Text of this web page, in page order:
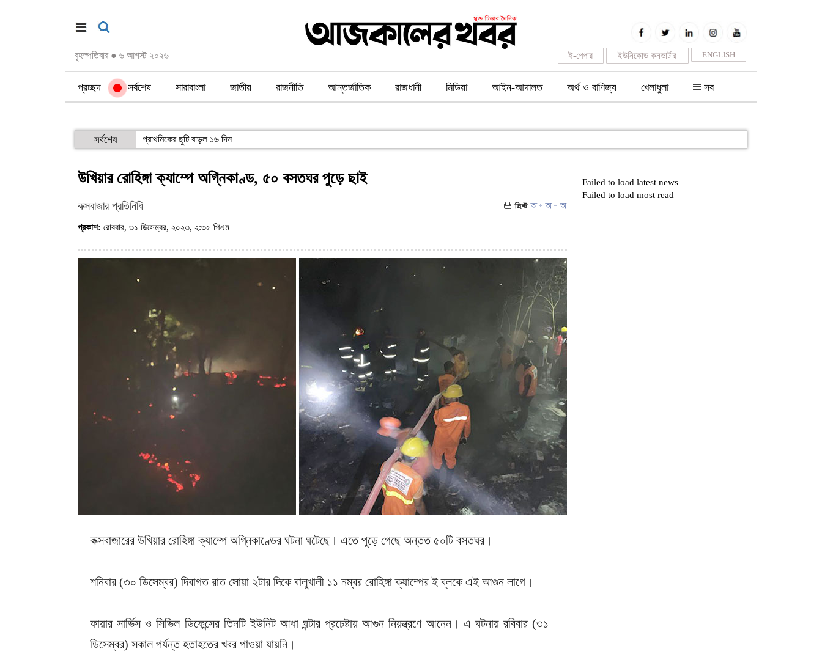
বৃহস্পতিবার ● ৬ আগস্ট ২০২৬ ENGLISH
ইউনিকোড কনভার্টার
ই-পেপার
প্রচ্ছদ সর্বশেষ সারাবাংলা জাতীয় রাজনীতি আন্তর্জাতিক রাজধানী মিডিয়া আইন-আদালত অর্থ ও বাণিজ্য খেলাধুলা সব
সর্বশেষ প্রাথমিকের ছুটি বাড়ল ১৬ দিন
উখিয়ার রোহিঙ্গা ক্যাম্পে অগ্নিকাণ্ড, ৫০ বসতঘর পুড়ে ছাই
কক্সবাজার প্রতিনিধি
প্রকাশ: রোববার, ৩১ ডিসেম্বর, ২০২৩, ২:৩৫ পিএম
কক্সবাজারের উখিয়ার রোহিঙ্গা ক্যাম্পে অগ্নিকাণ্ডের ঘটনা ঘটেছে। এতে পুড়ে গেছে অন্তত ৫০টি বসতঘর।
শনিবার (৩০ ডিসেম্বর) দিবাগত রাত সোয়া ২টার দিকে বালুখালী ১১ নম্বর রোহিঙ্গা ক্যাম্পের ই ব্লকে এই আগুন লাগে।
ফায়ার সার্ভিস ও সিভিল ডিফেন্সের তিনটি ইউনিট আধা ঘন্টার প্রচেষ্টায় আগুন নিয়ন্ত্রণে আনেন। এ ঘটনায় রবিবার (৩১
ডিসেম্বর) সকাল পর্যন্ত হতাহতের খবর পাওয়া যায়নি।
Failed to load latest news
Failed to load most read